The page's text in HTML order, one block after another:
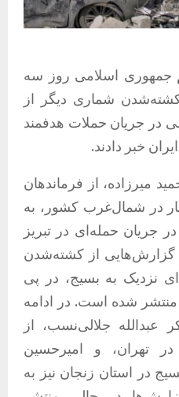
جمهوری اسلامی روز سه
از کشته‌شدن شماری دیگر از
در جریان حملات هدفمند
خبر دادند.
میرزاده، از فرماندهان
در شمال‌غرب کشور، به
جریان حمله‌ای در تبریز
از کشته‌شدن
نزدیک به بسیج، در پی
شده است. در ادامه
عبدالله جلالی‌نسب، از
تهران، و امیرحسین
در استان زنجان نیز به